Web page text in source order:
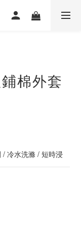
棉外套
/ 冷水洗滌 / 短時浸